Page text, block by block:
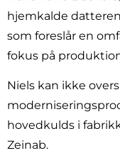
hjemkalde
som foreslår en
fokus på
Niels kan ikke
hovedkulds i
Zeinab.